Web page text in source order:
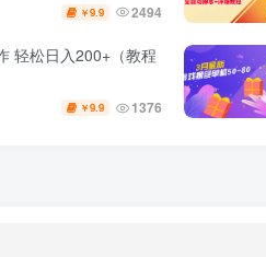
￥9.9 2494
轻松日入200+（教程
￥9.9 1376